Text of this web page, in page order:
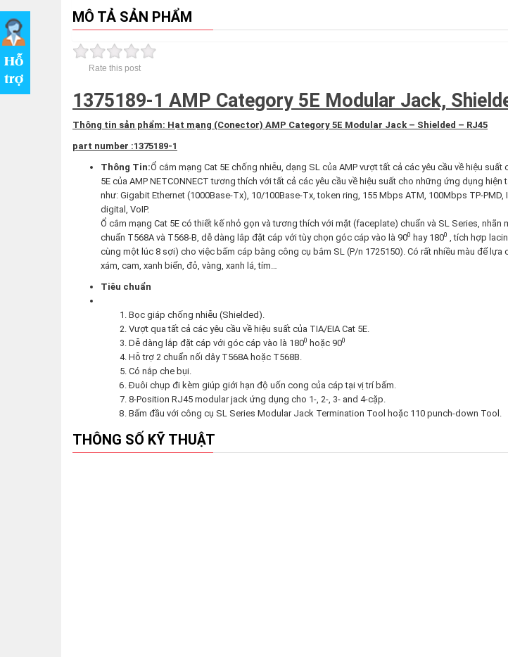
MÔ TẢ SẢN PHẨM
Rate this post
1375189-1 AMP Category 5E Modular Jack,
Thông tin sản phẩm: Hạt mạng (Conector) AMP Category 5E Modular Jack – Shielded – RJ45
part number :1375189-1
Thông Tin:Ổ cắm mạng Cat 5E chống nhiễu, dạng SL của AMP vượt tất cả các yêu cầu về hiệu suất
5E của AMP NETCONNECT tương thích với tất cả các yêu cầu về hiệu suất cho những ứng dụng
như: Gigabit Ethernet (1000Base-Tx), 10/100Base-Tx, token ring, 155 Mbps ATM, 100Mbps TP-
digital, VoIP.
Ổ cắm mạng Cat 5E có thiết kế nhỏ gọn và tương thích với mặt (faceplate) chuẩn và SL Series, nhãn
chuẩn T568A và T568-B, dễ dàng lắp đặt cáp với tùy chọn góc cáp vào là 900 hay 1800
, tích hợp
cùng một lúc 8 sợi) cho việc bấm cáp bằng công cụ bắm SL (P/n 1725150). Có rất nhiều màu để lựa
xám, cam, xanh biển, đỏ, vàng, xanh lá, tím…
Tiêu chuẩn
Bọc giáp chống nhiễu (Shielded).
Vượt qua tất cả các yêu cầu về hiệu suất của TIA/EIA Cat 5E.
Dễ dàng lắp đặt cáp với góc cáp vào là 1800 hoặc 900
Hỗ trợ 2 chuẩn nối dây T568A hoặc T568B.
Có nắp che bụi.
Đuôi chụp đi kèm giúp giới hạn độ uốn cong của cáp tại vị trí bấm.
8-Position RJ45 modular jack ứng dụng cho 1-, 2-, 3- and 4-cặp.
Bấm đầu với công cụ SL Series Modular Jack Termination Tool hoặc 110 punch-down Tool.
THÔNG SỐ KỸ THUẬT